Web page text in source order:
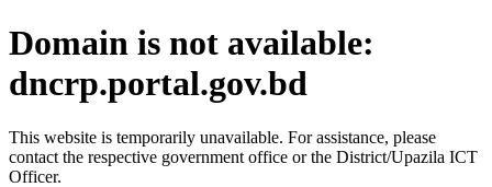
Domain is not available:
dncrp.portal.gov.bd
This website is temporarily unavailable. For assistance, please
contact the respective government office or the District/Upazila ICT
Officer.